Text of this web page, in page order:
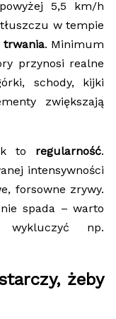
5,5 km/h
w tempie
trwania. Minimum
przynosi realne
schody, kijki
zwiększają
to regularność.
intensywności
forsowne zrywy.
spada – warto
np.
żeby